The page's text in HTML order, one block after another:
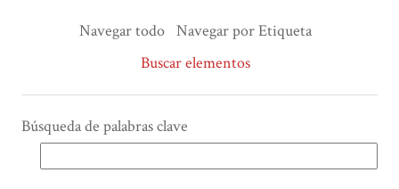
Navegar todo Navegar por Etiqueta
Buscar elementos
Búsqueda de palabras clave